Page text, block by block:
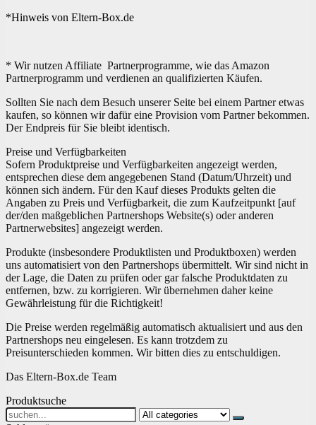
*Hinweis von Eltern-Box.de
* Wir nutzen Affiliate Partnerprogramme, wie das Amazon
Partnerprogramm und verdienen an qualifizierten Käufen.
Sollten Sie nach dem Besuch unserer Seite bei einem Partner etwas
kaufen, so können wir dafür eine Provision vom Partner bekommen.
Der Endpreis für Sie bleibt identisch.
Preise und Verfügbarkeiten
Sofern Produktpreise und Verfügbarkeiten angezeigt werden,
entsprechen diese dem angegebenen Stand (Datum/Uhrzeit) und
können sich ändern. Für den Kauf dieses Produkts gelten die
Angaben zu Preis und Verfügbarkeit, die zum Kaufzeitpunkt [auf
der/den maßgeblichen Partnershops Website(s) oder anderen
Partnerwebsites] angezeigt werden.
Produkte (insbesondere Produktlisten und Produktboxen) werden
uns automatisiert von den Partnershops übermittelt. Wir sind nicht in
der Lage, die Daten zu prüfen oder gar falsche Produktdaten zu
entfernen, bzw. zu korrigieren. Wir übernehmen daher keine
Gewährleistung für die Richtigkeit!
Die Preise werden regelmäßig automatisch aktualisiert und aus den
Partnershops neu eingelesen. Es kann trotzdem zu
Preisunterschieden kommen. Wir bitten dies zu entschuldigen.
Das Eltern-Box.de Team
Produktsuche
Search